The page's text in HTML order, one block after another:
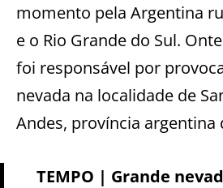
momento pela Argentina
e o Rio Grande do Sul.
foi responsável por
nevada na localidade de
Andes, província argentina
TEMPO | Grande